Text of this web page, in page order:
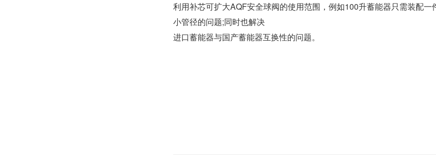
利用补芯可扩大AQF安全球阀的使用范围，例如100升蓄能器只需装配
小管径的问题;同时也解决
进口蓄能器与国产蓄能器互换性的问题。